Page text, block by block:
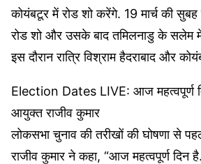
कोयंबटूर में रोड शो करेंगे. 19 मार्च की
रोड शो और उसके बाद तमिलनाडु के सलेम
इस दौरान रात्रि विश्राम हैदराबाद और
Election Dates LIVE: आज महत्वपूर्ण
आयुक्त राजीव कुमार
लोकसभा चुनाव की तरीखों की घोषणा से
राजीव कुमार ने कहा, “आज महत्वपूर्ण